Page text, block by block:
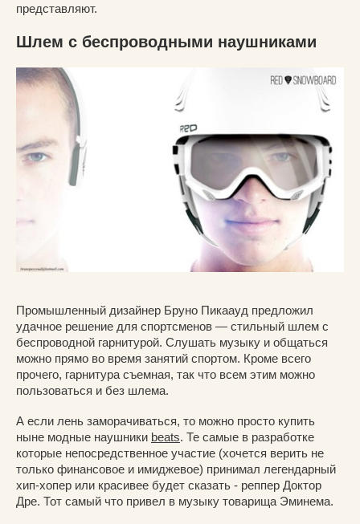
представляют.
Шлем с беспроводными наушниками
Промышленный дизайнер Бруно Пикаауд предложил
удачное решение для спортсменов — стильный шлем с
беспроводной гарнитурой. Слушать музыку и общаться
можно прямо во время занятий спортом. Кроме всего
прочего, гарнитура съемная, так что всем этим можно
пользоваться и без шлема.
А если лень заморачиваться, то можно просто купить
ныне модные наушники beats. Те самые в разработке
которые непосредственное участие (хочется верить не
только финансовое и имиджевое) принимал легендарный
хип-хопер или красивее будет сказать - реппер Доктор
Дре. Тот самый что привел в музыку товарища Эминема.